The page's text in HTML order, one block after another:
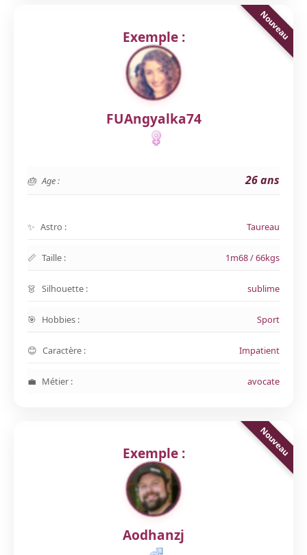
Exemple :
FUAngyalka74
Age : 26 ans
Astro : Taureau
Taille : 1m68 / 66kgs
Silhouette : sublime
Hobbies : Sport
Caractère : Impatient
Métier : avocate
Exemple :
Aodhanzj